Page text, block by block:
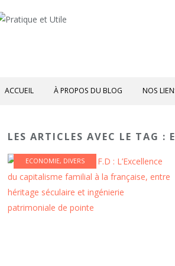
ACCUEIL À PROPOS DU BLOG NOS
LES ARTICLES AVEC LE TAG :
ECONOMIE, DIVERS